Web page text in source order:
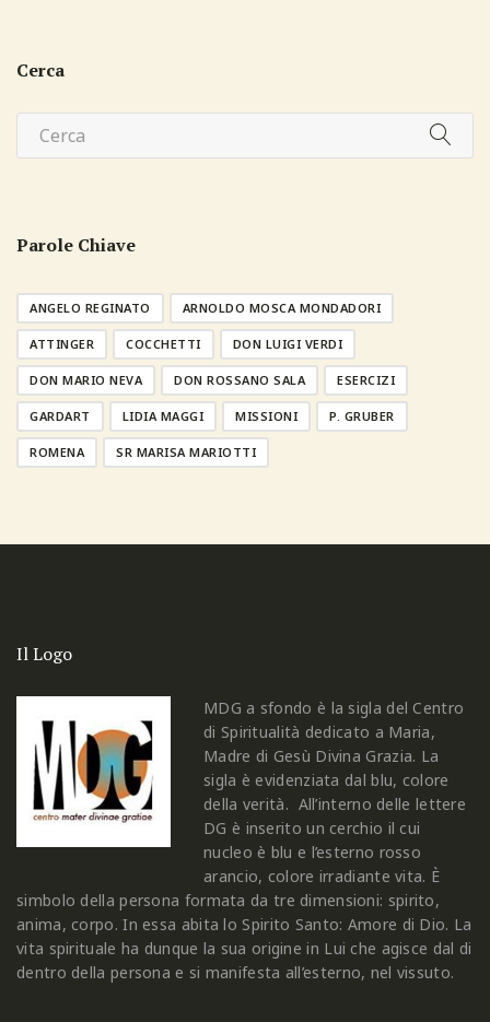
Cerca
Parole Chiave
ANGELO REGINATO ARNOLDO MOSCA MONDADORI
ATTINGER COCCHETTI DON LUIGI VERDI
DON MARIO NEVA DON ROSSANO SALA ESERCIZI
GARDART LIDIA MAGGI MISSIONI P. GRUBER
ROMENA SR MARISA MARIOTTI
Il Logo
MDG a sfondo è la sigla del Centro
di Spiritualità dedicato a Maria,
Madre di Gesù Divina Grazia. La
sigla è evidenziata dal blu, colore
della verità. All’interno delle lettere
DG è inserito un cerchio il cui
nucleo è blu e l’esterno rosso
arancio, colore irradiante vita. È
simbolo della persona formata da tre dimensioni: spirito,
anima, corpo. In essa abita lo Spirito Santo: Amore di Dio. La
vita spirituale ha dunque la sua origine in Lui che agisce dal di
dentro della persona e si manifesta all’esterno, nel vissuto.